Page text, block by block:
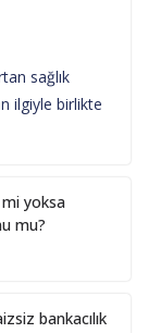
sağlık
ilgiyle birlikte
yoksa
mu?
bankacılık